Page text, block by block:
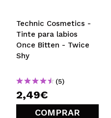
Technic Cosmetics -
Tinte para labios
Once Bitten - Twice
Shy
(5)
2,49€
COMPRAR